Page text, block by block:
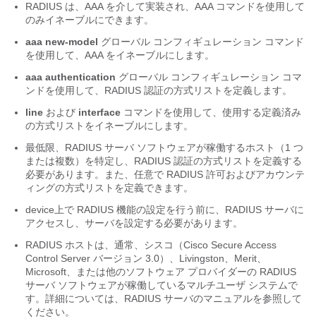
RADIUS は、AAA を介して実装され、AAA コマンドを使用して
のみイネーブルにできます。
aaa new-model グローバル コンフィギュレーション コマンド
を使用して、AAA をイネーブルにします。
aaa authentication グローバル コンフィギュレーション コマ
ンドを使用して、RADIUS 認証の方式リストを定義します。
line および interface コマンドを使用して、使用する定義済み
の方式リストをイネーブルにします。
最低限、RADIUS サーバ ソフトウェアが稼働するホスト（1 つ
または複数）を特定し、RADIUS 認証の方式リストを定義する
必要があります。また、任意で RADIUS 許可およびアカウンテ
ィングの方式リストを定義できます。
device上で RADIUS 機能の設定を行う前に、RADIUS サーバに
アクセスし、サーバを設定する必要があります。
RADIUS ホストは、通常、シスコ（Cisco Secure Access
Control Server バージョン 3.0）、Livingston、Merit、
Microsoft、または他のソフトウェア プロバイダーの RADIUS
サーバ ソフトウェアが稼働しているマルチユーザ システムで
す。詳細については、RADIUS サーバのマニュアルを参照して
ください。